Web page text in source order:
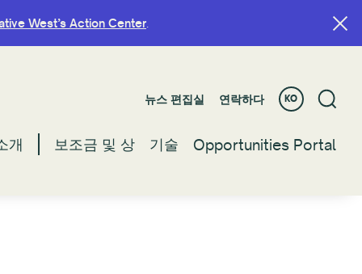
West’s Action Center.
뉴스 편집실 연락하다 KO
개 보조금 및 상 기술 Opportunities Portal
West’s Action Center.
뉴스 편집실 연락하다 KO
개 보조금 및 상 기술 Opportunities Portal